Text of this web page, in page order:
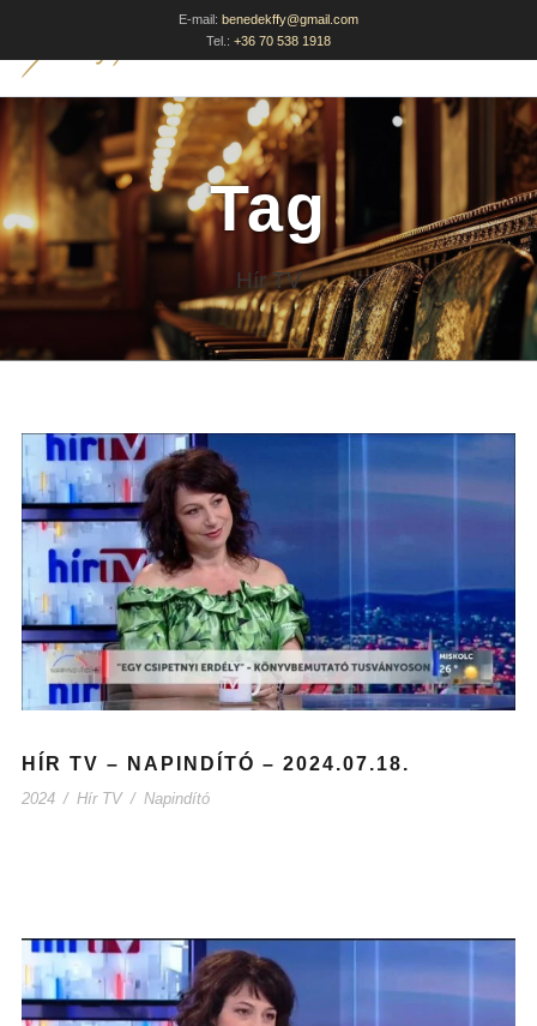
E-mail: benedekffy@gmail.com
Tel.: +36 70 538 1918
Tag
Hír TV
HÍR TV – NAPINDÍTÓ – 2024.07.18.
2024 / Hír TV / Napindító